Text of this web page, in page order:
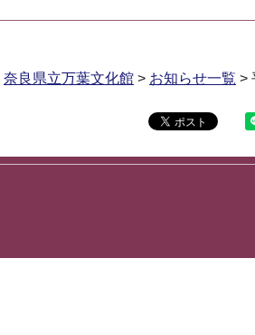
奈良県立万葉文化館 > お知らせ一覧 >